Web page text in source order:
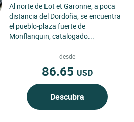
Al norte de Lot et Garonne, a poca
distancia del Dordoña, se encuentra
el pueblo-plaza fuerte de
Monflanquin, catalogado...
desde
86.65 USD
Descubra